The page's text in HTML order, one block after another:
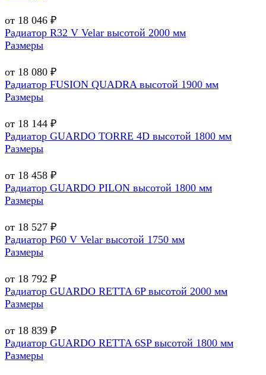
от 18 046 ₽
Радиатор R32 V Velar высотой 2000 мм
Размеры
от 18 080 ₽
Радиатор FUSION QUADRA высотой 1900 мм
Размеры
от 18 144 ₽
Радиатор GUARDO TORRE 4D высотой 1800 мм
Размеры
от 18 458 ₽
Радиатор GUARDO PILON высотой 1800 мм
Размеры
от 18 527 ₽
Радиатор P60 V Velar высотой 1750 мм
Размеры
от 18 792 ₽
Радиатор GUARDO RETTA 6P высотой 2000 мм
Размеры
от 18 839 ₽
Радиатор GUARDO RETTA 6SP высотой 1800 мм
Размеры